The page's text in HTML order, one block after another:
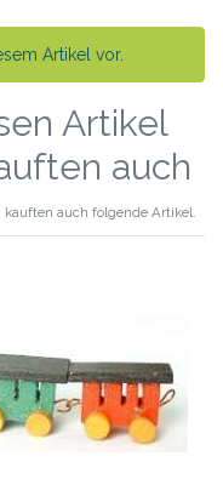
Artikel vor.
Artikel
auch
auch folgende Artikel.